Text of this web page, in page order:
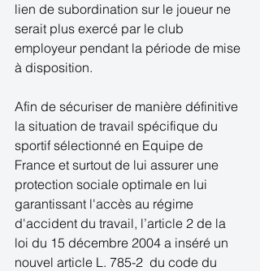
lien de subordination sur le joueur ne
serait plus exercé par le club
employeur pendant la période de mise
à disposition.
Afin de sécuriser de manière définitive
la situation de travail spécifique du
sportif sélectionné en Equipe de
France et surtout de lui assurer une
protection sociale optimale en lui
garantissant l'accès au régime
d'accident du travail, l’article 2 de la
loi du 15 décembre 2004 a inséré un
nouvel article L. 785-2  du code du